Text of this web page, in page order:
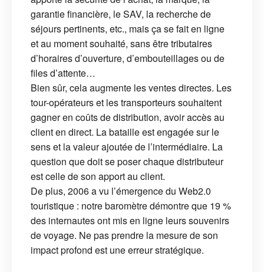
garantie financière, le SAV, la recherche de
séjours pertinents, etc., mais ça se fait en ligne
et au moment souhaité, sans être tributaires
d’horaires d’ouverture, d’embouteillages ou de
files d’attente…
Bien sûr, cela augmente les ventes directes. Les
tour-opérateurs et les transporteurs souhaitent
gagner en coûts de distribution, avoir accès au
client en direct. La bataille est engagée sur le
sens et la valeur ajoutée de l’intermédiaire. La
question que doit se poser chaque distributeur
est celle de son apport au client.
De plus, 2006 a vu l’émergence du Web2.0
touristique : notre baromètre démontre que 19 %
des internautes ont mis en ligne leurs souvenirs
de voyage. Ne pas prendre la mesure de son
impact profond est une erreur stratégique.